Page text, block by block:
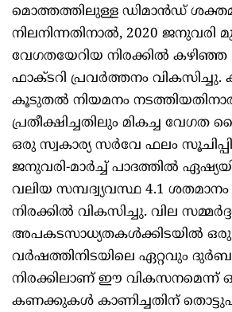
മൊത്തത്തിലുള്ള ഡിമാന്‍ഡ്
നിലനിന്നതിനാല്‍, 2020
വേഗതയേറിയ നിരക്കില്‍ കഴിഞ്ഞ
ഫാക്ടറി പ്രവര്‍ത്തനം വികസിച്ചു.
കൂടുതല്‍ നിയമനം
പ്രതീക്ഷിച്ചതിലും മികച്ച വേഗത
ഒരു സ്വകാര്യ സര്‍വേ ഫലം
ജനുവരി-മാര്‍ച്ച് പാദത്തില്‍
വലിയ സമ്പദ്വ്യവസ്ഥ 4.1
നിരക്കില്‍ വികസിച്ചു. വില
അപകടസാധ്യതകള്‍ക്കിടയില്‍ ഒരു
വര്‍ഷത്തിനിടയിലെ ഏറ്റവും
നിരക്കിലാണ് ഈ വികസനമെന്ന്
കണക്കുകള്‍ കാണിച്ചതിന്